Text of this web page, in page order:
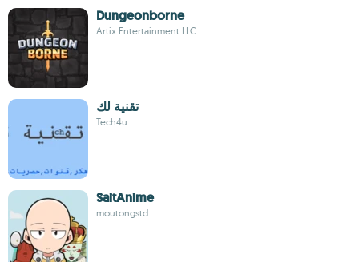
Dungeonborne
Artix Entertainment LLC
تقنية لك
Tech4u
SaitAnime
moutongstd